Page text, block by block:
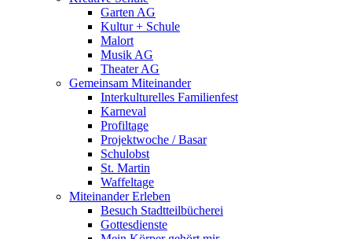
Garten AG
Kultur + Schule
Malort
Musik AG
Theater AG
Gemeinsam Miteinander
Interkulturelles Familienfest
Karneval
Profiltage
Projektwoche / Basar
Schulobst
St. Martin
Waffeltage
Miteinander Erleben
Besuch Stadtteilbücherei
Gottesdienste